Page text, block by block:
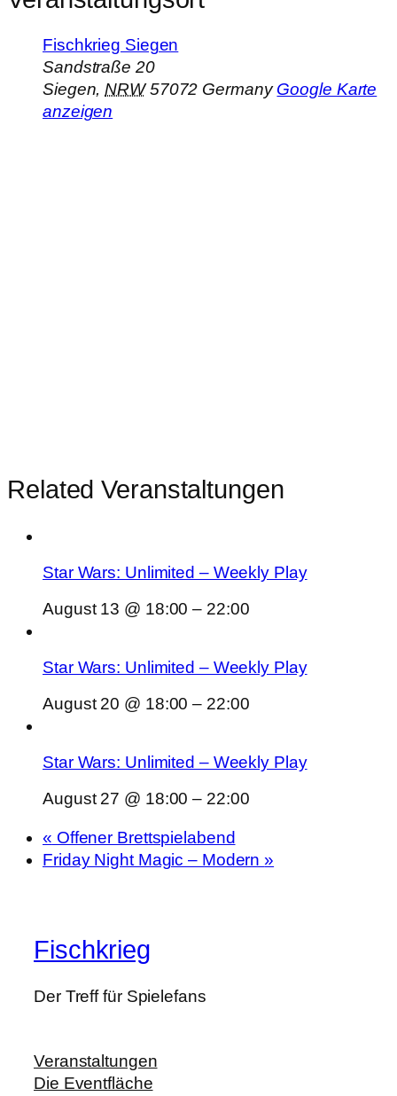
Fischkrieg Siegen
Sandstraße 20
Siegen, NRW 57072 Germany Google Karte
anzeigen
Related Veranstaltungen
Star Wars: Unlimited – Weekly Play
August 13 @ 18:00 – 22:00
Star Wars: Unlimited – Weekly Play
August 20 @ 18:00 – 22:00
Star Wars: Unlimited – Weekly Play
August 27 @ 18:00 – 22:00
« Offener Brettspielabend
Friday Night Magic – Modern»
Fischkrieg
Der Treff für Spielefans
Veranstaltungen
Die Eventfläche